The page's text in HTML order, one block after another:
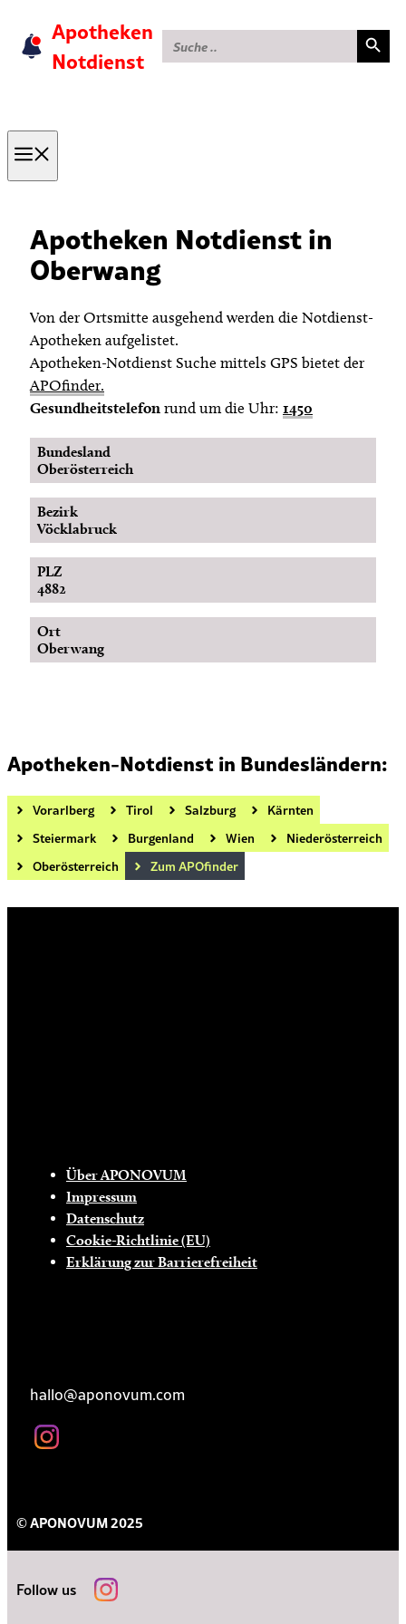
content
Apotheken
Notdienst
Search
for:
Search Button
Apotheken Notdienst in
Oberwang
Von der Ortsmitte ausgehend werden die Notdienst-
Apotheken aufgelistet.
Apotheken-Notdienst Suche mittels GPS bietet der
APOfinder.
Gesundheitstelefon rund um die Uhr: 1450
Bundesland
Oberösterreich
Bezirk
Vöcklabruck
PLZ
4882
Ort
Oberwang
Apotheken-Notdienst in Bundesländern:
Vorarlberg Tirol Salzburg
Kärnten
Steiermark
Burgenland Wien
Niederösterreich
Oberösterreich
Zum APOfinder
Über APONOVUM
Impressum
Datenschutz
Cookie-Richtlinie (EU)
Erklärung zur Barrierefreiheit
hallo@aponovum.com
© APONOVUM 2025
Follow us